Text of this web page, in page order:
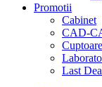
Promotii
Cabinet
CAD-
Last